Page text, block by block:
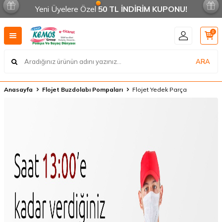
Yeni Üyelere Özel 50 TL İNDİRİM KUPONU!
ARA
0
Anasayfa Flojet Buzdolabı Pompaları Flojet Yedek Parça